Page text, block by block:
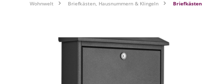
Wohnwelt Briefkästen, Hausnummern & Klingeln Briefkästen
Bildergalerie überspringen